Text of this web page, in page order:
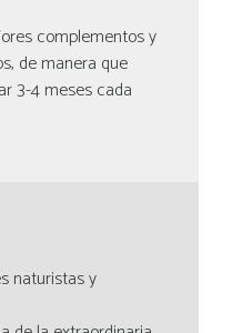
complementos y
de manera que
3-4 meses cada
naturistas y